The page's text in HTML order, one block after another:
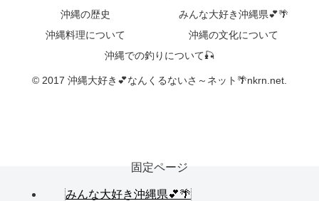
沖縄の歴史
みんな大好き沖縄県💕🌴
沖縄料理について
沖縄の文化について
沖縄での釣りについて🎣
© 2017 沖縄大好き💕なんくるないさ～ネット🌴nkrn.net.
固定ページ
みんな大好き沖縄県💕🌴